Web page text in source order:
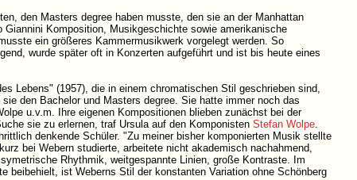
den Masters degree haben musste, den sie an der Manhattan
Komposition, Musikgeschichte sowie amerikanische
ein größeres Kammermusikwerk vorgelegt werden. So
wurde später oft in Konzerten aufgeführt und ist bis heute eines
Lebens" (1957), die in einem chromatischen Stil geschrieben sind,
den Bachelor und Masters degree. Sie hatte immer noch das
u.v.m. Ihre eigenen Kompositionen blieben zunächst bei der
sie zu erlernen, traf Ursula auf den Komponisten Stefan Wolpe.
denkende Schüler. "Zu meiner bisher komponierten Musik stellte
bei Webern studierte, arbeitete nicht akademisch nachahmend,
Rhythmik, weitgespannte Linien, große Kontraste. Im
beibehielt, ist Weberns Stil der konstanten Variation ohne Schönberg